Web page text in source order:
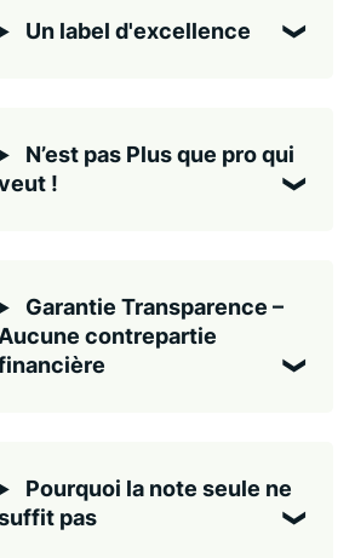
Un label d'excellence
N’est pas Plus que pro qui
!
Garantie Transparence –
contrepartie
Pourquoi la note seule ne
pas